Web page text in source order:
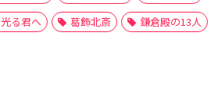
光る君へ
葛飾北斎 鎌倉殿の13人